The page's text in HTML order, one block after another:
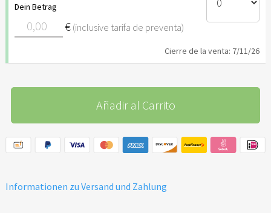
Dein Betrag
€ (inclusive tarifa de preventa)
Cierre de la venta: 7/11/26
Añadir al Carrito
Informationen zu Versand und Zahlung